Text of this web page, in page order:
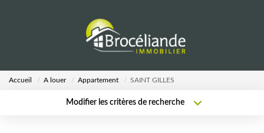
Accueil A louer Appartement SAINT GILLES
Modifier les critères de recherche